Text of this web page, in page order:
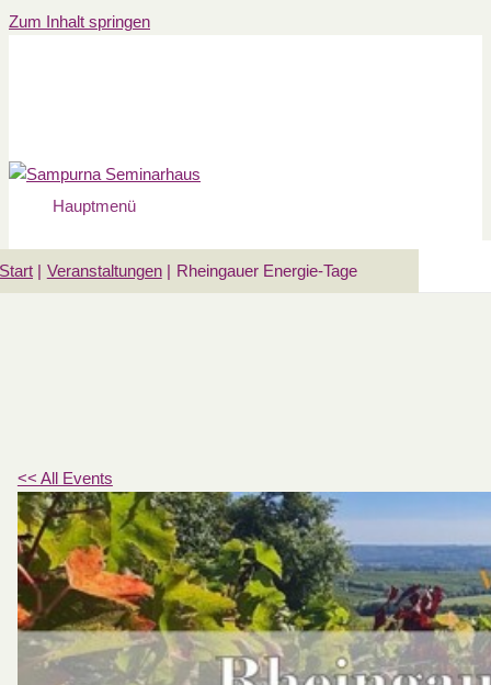
Zum Inhalt springen
Hauptmenü
Start Veranstaltungen Rheingauer Energie-Tage
<< All Events